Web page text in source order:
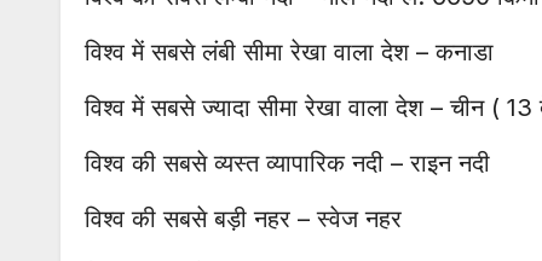
विश्व में सबसे लंबी सीमा रेखा वाला देश – कनाडा
विश्व में सबसे ज्यादा सीमा रेखा वाला देश – चीन (
विश्व की सबसे व्यस्त व्यापारिक नदी – राइन नदी
विश्व की सबसे बड़ी नहर – स्वेज नहर